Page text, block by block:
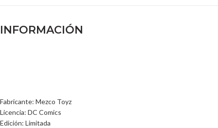
INFORMACIÓN
Fabricante: Mezco Toyz
Licencia: DC Comics
Edición: Limitada